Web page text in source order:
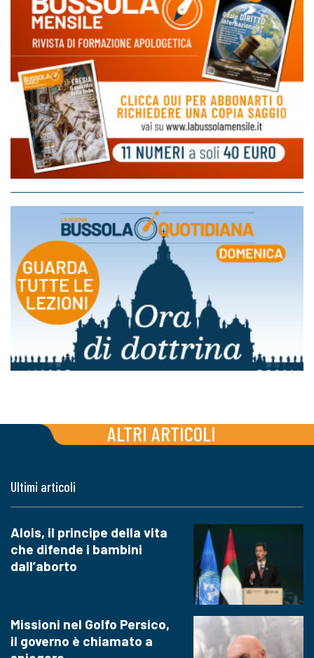
ALTRI ARTICOLI
Ultimi articoli
Alois, il principe della vita
che difende i bambini
dall’aborto
Missioni nel Golfo Persico,
il governo è chiamato a